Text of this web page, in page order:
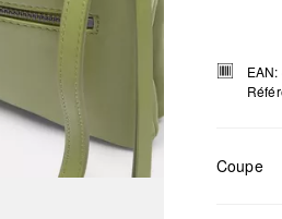
Coupe